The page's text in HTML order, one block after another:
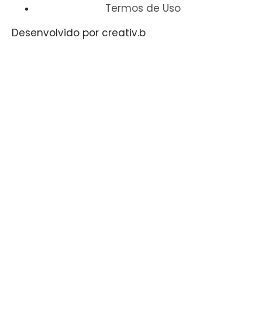
Termos de Uso
Desenvolvido por creativ.b​​